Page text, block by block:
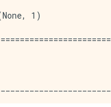
(None, 1)